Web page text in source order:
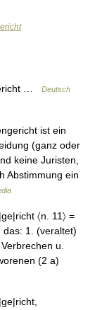
…
Deutsch
ist ein
(ganz oder
keine Juristen,
Abstimmung ein
〈n. 11〉 =
das: 1. (veraltet)
u.
(2 a)